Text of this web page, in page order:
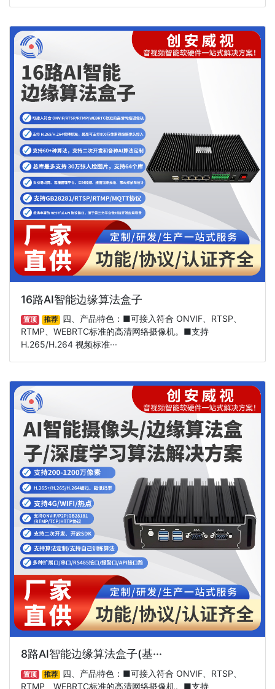
16路AI智能边缘算法盒子
置顶 推荐
四、产品特色：■可接入符合 ONVIF、RTSP、
RTMP、WEBRTC标准的高清网络摄像机。■支持
H.265/H.264 视频标准···
8路AI智能边缘算法盒子(基···
置顶 推荐
四、产品特色：■可接入符合 ONVIF、RTSP、
RTMP、WEBRTC标准的高清网络摄像机。■支持